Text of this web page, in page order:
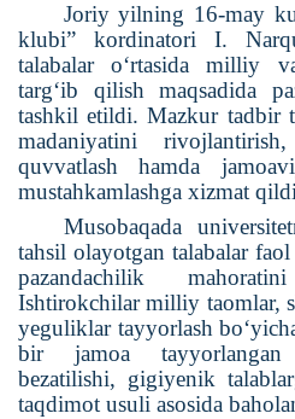
Joriy yilning 16-may
klubi” kordinatori I.
talabalar o‘rtasida milliy
targ‘ib qilish maqsadida
tashkil etildi.Mazkur tadbir
madaniyatini
quvvatlash hamda
mustahkamlashga xizmat
Musobaqada
tahsil olayotgan talabalar
pazandachilik
Ishtirokchilar milliy taomlar,
yeguliklar tayyorlash
bir jamoa tayyorlangan
bezatilishi, gigiyenik
taqdimot usuli asosida